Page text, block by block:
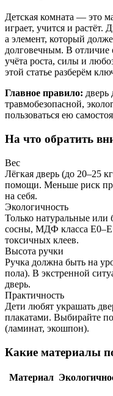
Детская комната — это
играет, учится и растёт.
а элемент, который
долговечным. В отличие
учёта роста, силы и
этой статье разберём
Главное правило: дверь
травмобезопасной,
пользоваться ею
На что обратить
Вес
Лёгкая дверь (до 20–25
помощи. Меньше риск
на себя.
Экологичность
Только натуральные или
сосны, МДФ класса
токсичных клеев.
Высота ручки
Ручка должна быть на
пола). В экстренной
дверь.
Практичность
Дети любят украшать
плакатами. Выбирайте
(ламинат, экошпон).
Какие материалы
Материал